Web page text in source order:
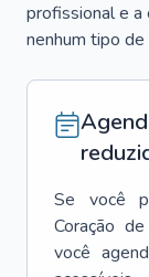
profissional e a
nenhum tipo
Se você
Coração
você